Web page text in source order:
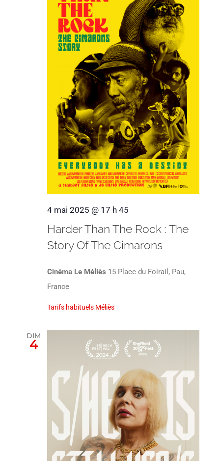
4 mai 2025 @ 17 h 45
Harder Than The Rock : The
Story Of The Cimarons
Cinéma Le Méliès 15 Place du Foirail, Pau,
France
Tarifs habituels Méliès
DIM
4